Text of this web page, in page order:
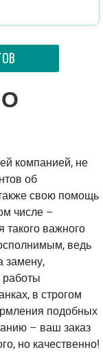
компанией, не
об
свою помощь
числе –
такого важного
ведь
замену,
в строгом
подобных
– ваш заказ
но качественно!